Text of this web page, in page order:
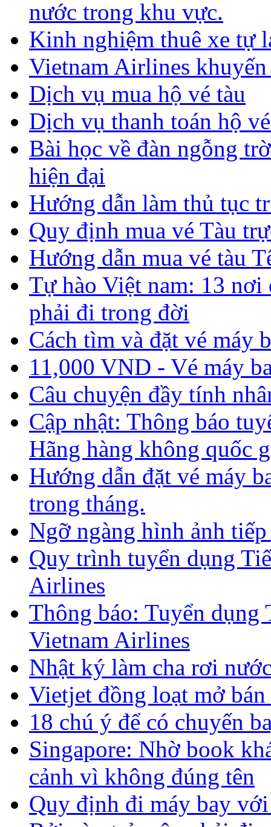
nước trong khu vực.
Kinh nghiệm thuê xe tự
Vietnam Airlines
Dịch vụ mua hộ vé tàu
Dịch vụ thanh toán hộ
Bài học về đàn ngỗng
hiện đại
Hướng dẫn làm thủ tục
Quy định mua vé Tàu
Hướng dẫn mua vé tàu
Tự hào Việt nam: 13
phải đi trong đời
Cách tìm và đặt vé máy
11,000 VND - Vé máy
Câu chuyện đầy tính
Cập nhật: Thông báo
Hãng hàng không quốc
Hướng dẫn đặt vé máy
trong tháng.
Ngỡ ngàng hình ảnh
Quy trình tuyển dụng
Airlines
Thông báo: Tuyển dụng
Vietnam Airlines
Nhật ký làm cha rơi
Vietjet đồng loạt mở
18 chú ý để có chuyến
Singapore: Nhờ book
cảnh vì không đúng tên
Quy định đi máy bay